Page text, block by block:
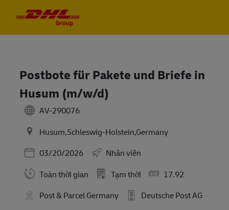
Postbote für Pakete und Briefe in
Husum (m/w/d)
AV-290076
Husum,Schleswig-Holstein,Germany
Posted Date
03/20/2026
Nhân viên
Toàn thời gian
Tạm thời
17.92
Post & Parcel Germany
Deutsche Post AG